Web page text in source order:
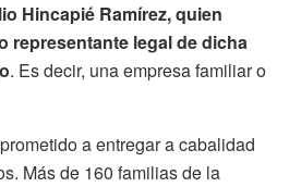
Hincapié Ramírez, quien
representante legal de dicha
. Es decir, una empresa familiar o
a entregar a cabalidad
Más de 160 familias de la